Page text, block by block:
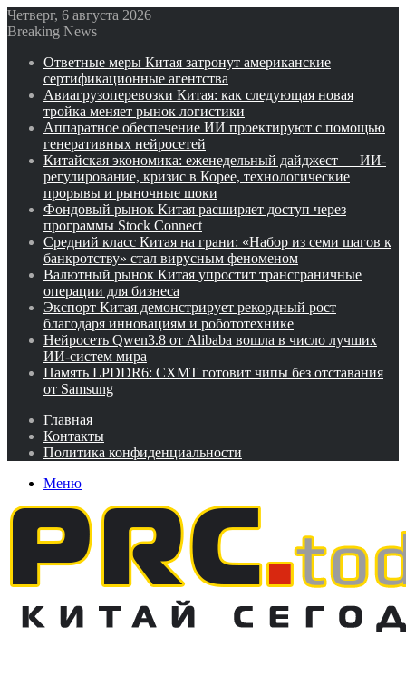
Четверг, 6 августа 2026
Breaking News
Ответные меры Китая затронут американские
сертификационные агентства
Авиагрузоперевозки Китая: как следующая новая
тройка меняет рынок логистики
Аппаратное обеспечение ИИ проектируют с помощью
генеративных нейросетей
Китайская экономика: еженедельный дайджест — ИИ-
регулирование, кризис в Корее, технологические
прорывы и рыночные шоки
Фондовый рынок Китая расширяет доступ через
программы Stock Connect
Средний класс Китая на грани: «Набор из семи шагов к
банкротству» стал вирусным феноменом
Валютный рынок Китая упростит трансграничные
операции для бизнеса
Экспорт Китая демонстрирует рекордный рост
благодаря инновациям и робототехнике
Нейросеть Qwen3.8 от Alibaba вошла в число лучших
ИИ-систем мира
Память LPDDR6: CXMT готовит чипы без отставания
от Samsung
Главная
Контакты
Политика конфиденциальности
Меню